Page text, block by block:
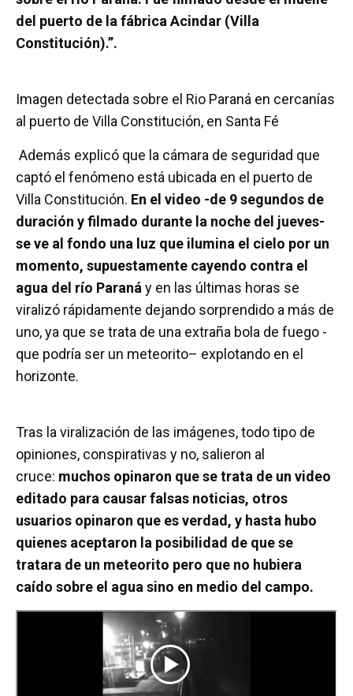
del puerto de la fábrica Acindar (Villa
Constitución).”.
Imagen detectada sobre el Rio Paraná en cercanías
al puerto de Villa Constitución, en Santa Fé
Además explicó que la cámara de seguridad que
captó el fenómeno está ubicada en el puerto de
Villa Constitución. En el video -de 9 segundos de
duración y filmado durante la noche del jueves-
se ve al fondo una luz que ilumina el cielo por un
momento, supuestamente cayendo contra el
agua del río Paraná y en las últimas horas se
viralizó rápidamente dejando sorprendido a más de
uno, ya que se trata de una extraña bola de fuego -
que podría ser un meteorito– explotando en el
horizonte.
Tras la viralización de las imágenes, todo tipo de
opiniones, conspirativas y no, salieron al
cruce: muchos opinaron que se trata de un video
editado para causar falsas noticias, otros
usuarios opinaron que es verdad, y hasta hubo
quienes aceptaron la posibilidad de que se
tratara de un meteorito pero que no hubiera
caído sobre el agua sino en medio del campo.